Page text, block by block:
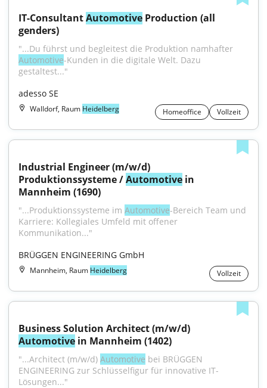
IT-Consultant Automotive Production (all
genders)
Automotive-Kunden in die digitale Welt. Dazu
gestaltest..."
adesso SE
Walldorf, Raum Heidelberg Homeoffice Vollzeit
Industrial Engineer (m/w/d)
Produktionssysteme / Automotive in
Mannheim (1690)
"...Produktionssysteme im Automotive-Bereich Team und
Karriere: Kollegiales Umfeld mit offener
Kommunikation..."
BRÜGGEN ENGINEERING GmbH
Mannheim, Raum Heidelberg Vollzeit
Automotive in Mannheim (1402)
"...Architect (m/w/d) Automotive bei BRÜGGEN
ENGINEERING zur Schlüsselfigur für innovative IT-
Lösungen..."